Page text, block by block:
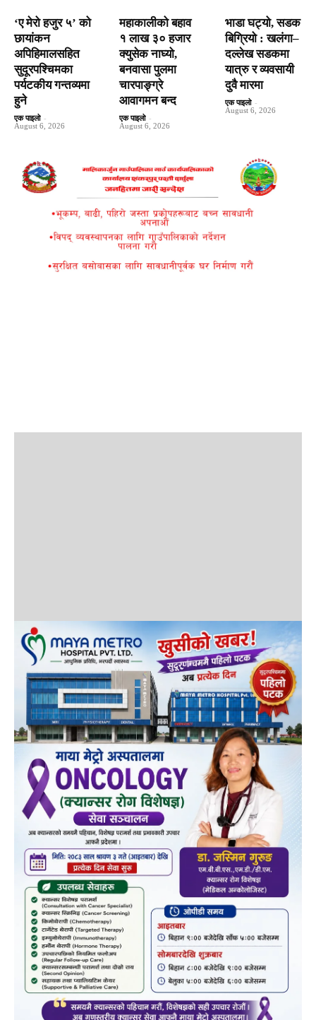
‘ए मेरो हजुर ५’ को
छायांकन
अपिहिमालसहित
सुदूरपश्चिमका
पर्यटकीय गन्तव्यमा
हुने
एक पाइलो -
August 6, 2026
महाकालीको बहाव
१ लाख ३० हजार
क्युसेक नाघ्यो,
बनवासा पुलमा
चारपाङ्ग्रे
आवागमन बन्द
एक पाइलो -
August 6, 2026
भाडा घट्यो, सडक
बिग्रियो : खलंगा–
दल्लेख सडकमा
यात्रु र व्यवसायी
दुवै मारमा
एक पाइलो -
August 6, 2026